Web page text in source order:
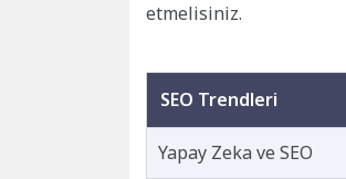
etmelisiniz.
SEO Trendleri
Yapay Zeka ve SEO